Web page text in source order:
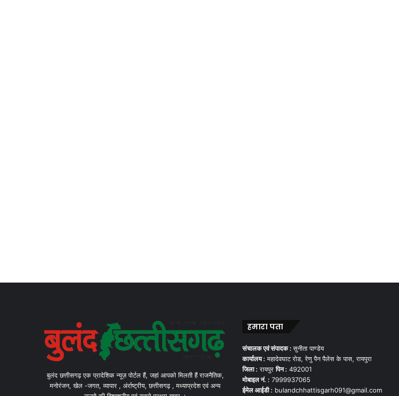
बुलंद छत्तीसगढ़ एक प्रादेशिक न्यूज़ पोर्टल हैं, जहां आपको मिलती हैं राजनैतिक,
मनोरंजन, खेल -जगत, व्यापार , अंर्राष्ट्रीय, छत्तीसगढ़ , मध्याप्रदेश एवं अन्य
हमारा पता
संचालक एवं संपादक :सुनीता पाण्डेय
कार्यालय : महादेवघाट रोड, रेणु पैन पैलेस के पास, रायपुरा
जिला : रायपुरपिन : 492001
मोबाइल नं. : 7999937065
ईमेल आईडी : bulandchhattisgarh091@gmail.com